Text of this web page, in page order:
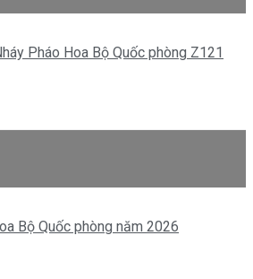
Pháo Hoa Bộ Quốc phòng Z121
Bộ Quốc phòng năm 2026